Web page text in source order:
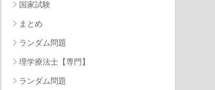
国家試験
まとめ
ランダム問題
理学療法士【専門】
ランダム問題